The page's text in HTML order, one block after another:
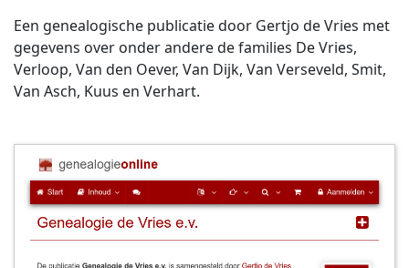
Een genealogische publicatie door Gertjo de Vries met
gegevens over onder andere de families De Vries,
Verloop, Van den Oever, Van Dijk, Van Verseveld, Smit,
Van Asch, Kuus en Verhart.